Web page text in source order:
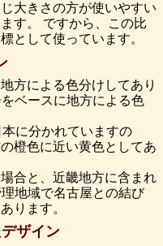
大きさの方が使いやすい
す。 ですから、この比
として使っています。
方による色分けしてあり
ベースに地方による色
に分かれていますの
橙色に近い黄色としてあ
合と、近畿地方に含まれ
地域で名古屋との結び
ります。
ザイン